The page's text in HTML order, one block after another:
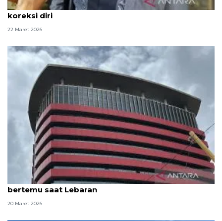
Alihkan penahanan Yaqut, MAKI ingatkan KPK
koreksi diri
22 Maret 2026
KPK beri kesempatan keluarga 81 tahanan untuk
bertemu saat Lebaran
20 Maret 2026